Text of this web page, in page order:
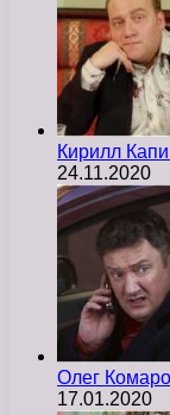
Кирилл
24.11.2020
Олег
17.01.2020